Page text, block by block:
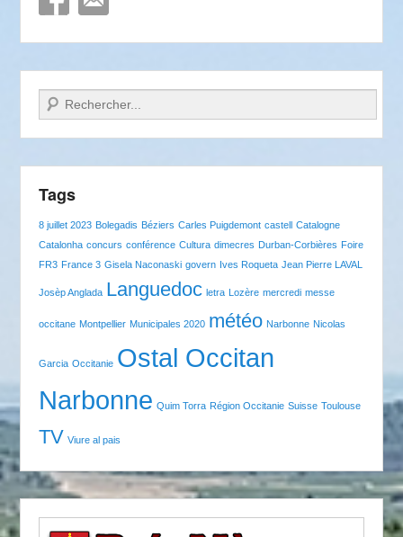
Recherche
Tags
8 juillet 2023 Bolegadis Béziers Carles Puigdemont castell Catalogne
Catalonha concurs conférence Cultura dimecres Durban-Corbières Foire
FR3 France 3 Gisela Naconaski govern Ives Roqueta Jean Pierre LAVAL
Josèp Anglada Languedoc letra Lozère mercredi messe
occitane Montpellier Municipales 2020 météo Narbonne Nicolas
Garcia Occitanie Ostal Occitan
Narbonne Quim Torra Région Occitanie Suisse Toulouse
TV Viure al pais